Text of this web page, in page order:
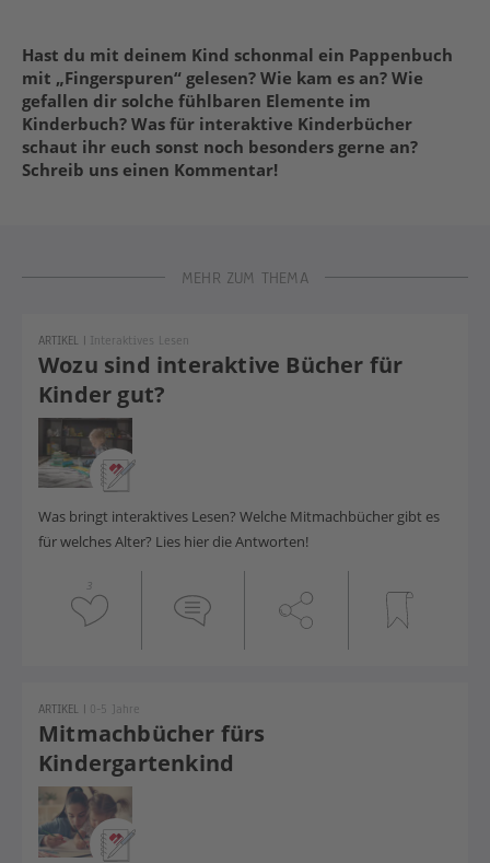
Hast du mit deinem Kind schonmal ein Pappenbuch
mit „Fingerspuren“ gelesen? Wie kam es an? Wie
gefallen dir solche fühlbaren Elemente im
Kinderbuch? Was für interaktive Kinderbücher
schaut ihr euch sonst noch besonders gerne an?
Schreib uns einen Kommentar!
MEHR ZUM THEMA
Wozu sind interaktive Bücher für
Kinder gut?
ARTIKEL | Interaktives Lesen
Was bringt interaktives Lesen? Welche Mitmachbücher gibt es
für welches Alter? Lies hier die Antworten!
3
Mitmachbücher fürs
Kindergartenkind
ARTIKEL | 0-5 Jahre